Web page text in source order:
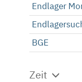
Endlager
BGE
Zeit